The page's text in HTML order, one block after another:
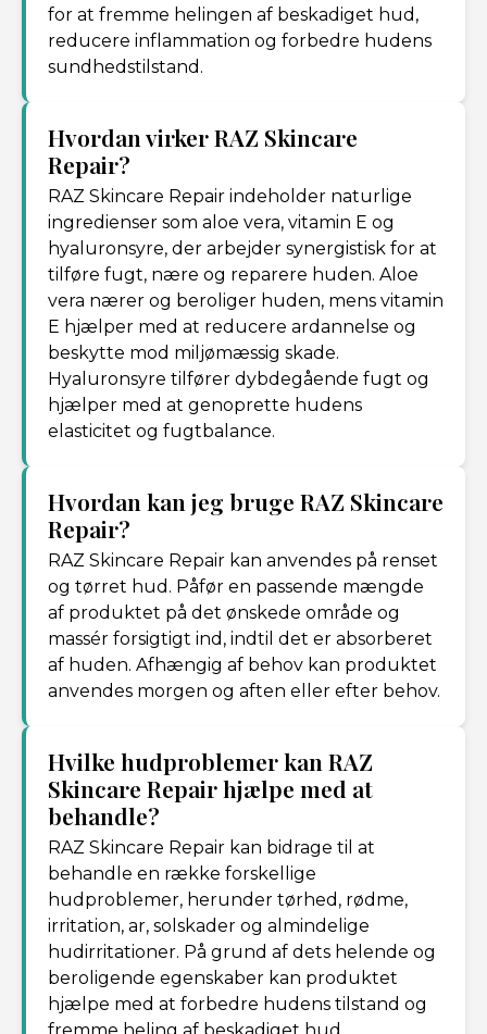
for at fremme helingen af beskadiget hud,
reducere inflammation og forbedre hudens
sundhedstilstand.
Hvordan virker RAZ Skincare
Repair?
RAZ Skincare Repair indeholder naturlige
ingredienser som aloe vera, vitamin E og
hyaluronsyre, der arbejder synergistisk for at
tilføre fugt, nære og reparere huden. Aloe
vera nærer og beroliger huden, mens vitamin
E hjælper med at reducere ardannelse og
beskytte mod miljømæssig skade.
Hyaluronsyre tilfører dybdegående fugt og
hjælper med at genoprette hudens
elasticitet og fugtbalance.
Hvordan kan jeg bruge RAZ Skincare
Repair?
RAZ Skincare Repair kan anvendes på renset
og tørret hud. Påfør en passende mængde
af produktet på det ønskede område og
massér forsigtigt ind, indtil det er absorberet
af huden. Afhængig af behov kan produktet
anvendes morgen og aften eller efter behov.
Hvilke hudproblemer kan RAZ
Skincare Repair hjælpe med at
behandle?
RAZ Skincare Repair kan bidrage til at
behandle en række forskellige
hudproblemer, herunder tørhed, rødme,
irritation, ar, solskader og almindelige
hudirritationer. På grund af dets helende og
beroligende egenskaber kan produktet
hjælpe med at forbedre hudens tilstand og